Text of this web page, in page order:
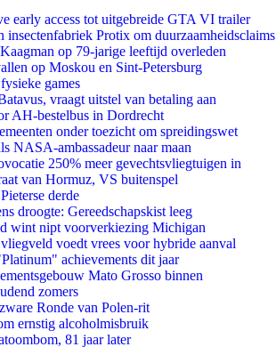
early access tot uitgebreide GTA VI trailer
Protix om duurzaamheidsclaims
op 79-jarige leeftijd overleden
op Moskou en Sint-Petersburg
games
vraagt uitstel van betaling aan
AH-bestelbus in Dordrecht
onder toezicht om spreidingswet
NASA-ambassadeur naar maan
250% meer gevechtsvliegtuigen in
van Hormuz, VS buitenspel
derde
droogte: Gereedschapskist leeg
wint nipt voorverkiezing Michigan
voedt vrees voor hybride aanval
achievements dit jaar
Mato Grosso binnen
zomers
Ronde van Polen-rit
ernstig alcoholmisbruik
81 jaar later